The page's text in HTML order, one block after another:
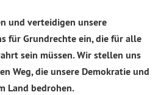
und verteidigen unsere
für Grundrechte ein, die für alle
sein müssen. Wir stellen uns
Weg, die unsere Demokratie und
Land bedrohen.